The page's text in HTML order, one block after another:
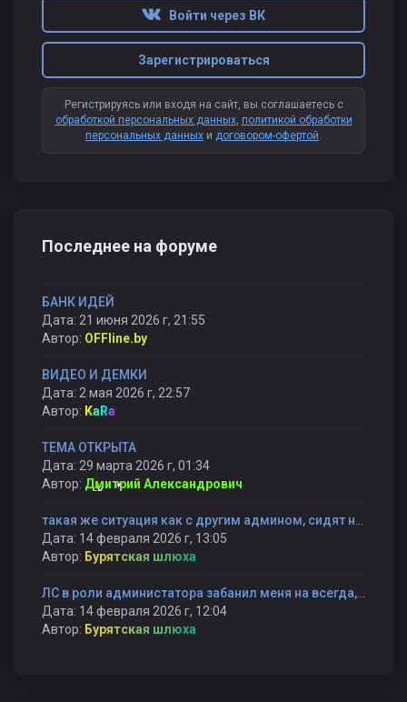
Войти через ВК
Зарегистрироваться
Регистрируясь или входя на сайт, вы соглашаетесь с
обработкой персональных данных, политикой обработки
персональных данных и договором-офертой.
Последнее на форуме
БАНК ИДЕЙ
Дата: 21 июня 2026 г, 21:55
Автор: OFFline.by
ВИДЕО И ДЕМКИ
Дата: 2 мая 2026 г, 22:57
Автор: KaRa
ТЕМА ОТКРЫТА
Дата: 29 марта 2026 г, 01:34
Автор: Дмитрий Александрович
Дата: 14 февраля 2026 г, 13:05
Автор: Бурятская шлюха
Дата: 14 февраля 2026 г, 12:04
Автор: Бурятская шлюха